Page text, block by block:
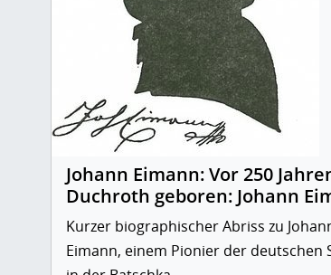
Johann Eimann: Vor 250
Duchroth geboren: Johann
Kurzer biographischer Abriss zu
Eimann, einem Pionier der deutschen